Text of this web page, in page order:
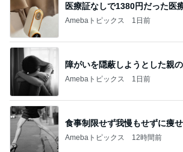
医療証なしで1380円だった医
Amebaトピックス 1日前
障がいを隠蔽しようとした親
Amebaトピックス 1日前
食事制限せず我慢もせずに痩
Amebaトピックス 12時間前